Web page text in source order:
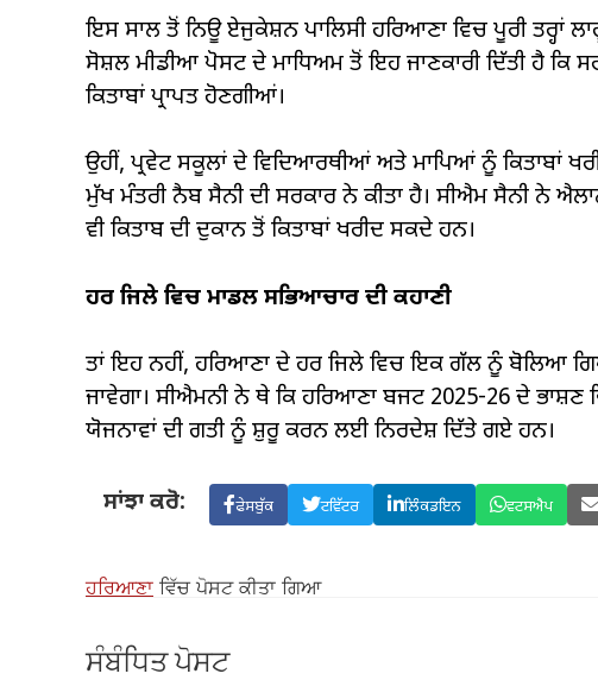
ਇਸ ਸਾਲ ਤੋਂ ਨਿਊ ਏਜੁਕੇਸ਼ਨ ਪਾਲਿਸੀ ਹਰਿਆਣਾ ਵਿਚ ਪੂਰੀ ਤਰ੍ਹਾਂ
ਸੋਸ਼ਲ ਮੀਡੀਆ ਪੋਸਟ ਦੇ ਮਾਧਿਅਮ ਤੋਂ ਇਹ ਜਾਣਕਾਰੀ ਦਿੱਤੀ ਹੈ ਕਿ
ਕਿਤਾਬਾਂ ਪ੍ਰਾਪਤ ਹੋਣਗੀਆਂ।
ਉਹੀਂ, ਪ੍ਰਵੇਟ ਸਕੂਲਾਂ ਦੇ ਵਿਦਿਆਰਥੀਆਂ ਅਤੇ ਮਾਪਿਆਂ ਨੂੰ ਕਿਤਾਬਾਂ
ਮੁੱਖ ਮੰਤਰੀ ਨੈਬ ਸੈਨੀ ਦੀ ਸਰਕਾਰ ਨੇ ਕੀਤਾ ਹੈ। ਸੀਐਮ ਸੈਨੀ ਨੇ
ਵੀ ਕਿਤਾਬ ਦੀ ਦੁਕਾਨ ਤੋਂ ਕਿਤਾਬਾਂ ਖਰੀਦ ਸਕਦੇ ਹਨ।
ਹਰ ਜਿਲੇ ਵਿਚ ਮਾਡਲ ਸਭਿਆਚਾਰ ਦੀ ਕਹਾਣੀ
ਤਾਂ ਇਹ ਨਹੀਂ, ਹਰਿਆਣਾ ਦੇ ਹਰ ਜਿਲੇ ਵਿਚ ਇਕ ਗੱਲ ਨੂੰ ਬੋਲਿਆ
ਜਾਵੇਗਾ। ਸੀਐਮਨੀ ਨੇ ਥੇ ਕਿ ਹਰਿਆਣਾ ਬਜਟ 2025-26 ਦੇ
ਯੋਜਨਾਵਾਂ ਦੀ ਗਤੀ ਨੂੰ ਸ਼ੁਰੂ ਕਰਨ ਲਈ ਨਿਰਦੇਸ਼ ਦਿੱਤੇ ਗਏ ਹਨ।
ਸਾਂਝਾ ਕਰੋ: ਫੇਸਬੁੱਕ ਟਵਿੱਟਰ ਲਿੰਕਡਇਨ ਵਟਸਐਪ
ਹਰਿਆਣਾ ਵਿੱਚ ਪੋਸਟ ਕੀਤਾ ਗਿਆ
ਸੰਬੰਧਿਤ ਪੋਸਟ